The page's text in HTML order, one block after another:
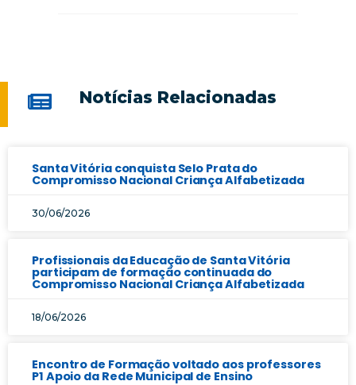
Notícias Relacionadas
Santa Vitória conquista Selo Prata do
Compromisso Nacional Criança Alfabetizada
30/06/2026
Profissionais da Educação de Santa Vitória
participam de formação continuada do
Compromisso Nacional Criança Alfabetizada
18/06/2026
Encontro de Formação voltado aos professores
P1 Apoio da Rede Municipal de Ensino